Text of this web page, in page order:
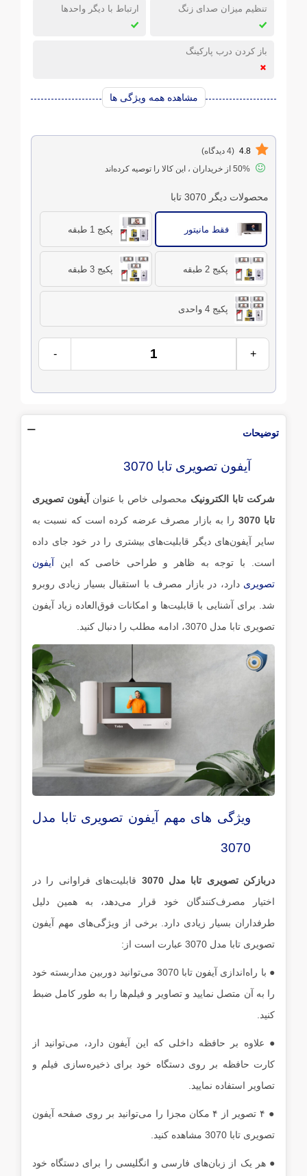
تنظیم میزان صدای زنگ ارتباط با دیگر واحدها
باز کردن درب پارکینگ
مشاهده همه ویژگی ها
4.8 (4 دیدگاه)
محصولات دیگر 3070 تابا
فقط مانیتور پکیج 1 طبقه
پکیج 2 طبقه پکیج 3 طبقه
پکیج 4 واحدی
- +
توضیحات
آیفون تصویری تابا 3070
شرکت تابا الکترونیک محصولی خاص با عنوان
آیفون تصویری
تابا 3070
را به بازار مصرف عرضه کرده است که نسبت به
سایر آیفون‌های دیگر قابلیت‌های بیشتری را در خود جای‌ داده
است. با توجه ‌به ظاهر و طراحی خاصی که این آیفون
تصویریدارد، در بازار مصرف با استقبال بسیار زیادی روبرو
شد. برای آشنایی با قابلیت‌ها و امکانات فوق‌العاده زیاد آیفون
تصویری تابا مدل 3070، ادامه مطلب را دنبال کنید.
ویژگی‌ های مهم آیفون تصویری تابا مدل
3070
دربازکن تصویری تابا مدل 3070
قابلیت‌های فراوانی را در
اختیار مصرف‌کنندگان خود قرار می‌دهد، به همین دلیل
طرفداران بسیار زیادی دارد. برخی از ویژگی‌های مهم آیفون
تصویری تابا مدل 3070 عبارت است از:
● با راه‌اندازی آیفون تابا 3070 می‌توانید دوربین مداربسته خود
را به آن متصل نمایید و تصاویر و فیلم‌ها را به طور کامل ضبط
کنید.
● علاوه بر حافظه داخلی که این آیفون دارد، می‌توانید از
کارت حافظه بر روی دستگاه خود برای ذخیره‌سازی فیلم و
تصاویر استفاده نمایید.
● ۴ تصویر از ۴ مکان مجزا را می‌توانید بر روی صفحه آیفون
تصویری تابا 3070 مشاهده کنید.
● هر یک از زبان‌های فارسی و انگلیسی را برای دستگاه خود